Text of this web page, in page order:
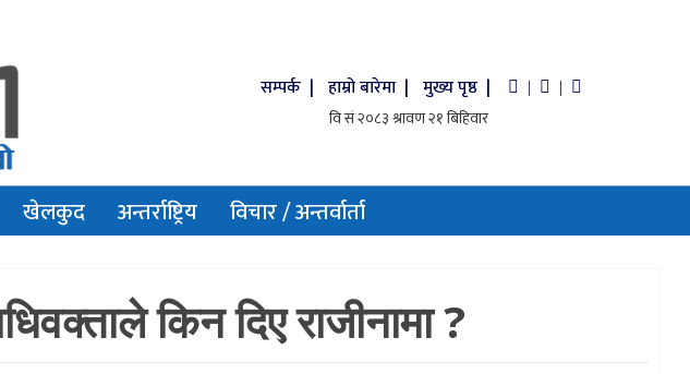
सम्पर्क | हाम्रो बारेमा | मुख्य पृष्ठ | | |
खेलकुद अन्तर्राष्ट्रिय विचार / अन्तर्वार्ता
किन दिए राजीनामा ?